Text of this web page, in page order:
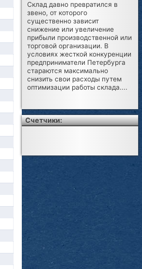
Склад давно превратился в
звено, от которого
существенно зависит
снижение или увеличение
прибыли производственной или
торговой организации. В
условиях жесткой конкуренции
предприниматели Петербурга
стараются максимально
снизить свои расходы путем
оптимизации работы склада....
Счетчики: